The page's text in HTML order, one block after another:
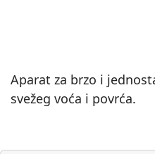
Aparat za brzo i
svežeg voća i povrća.